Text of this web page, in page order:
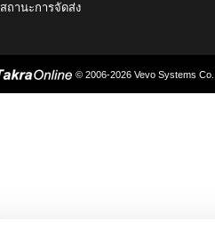
สถานะการจัดส่ง
© 2006-2026 Vevo Systems